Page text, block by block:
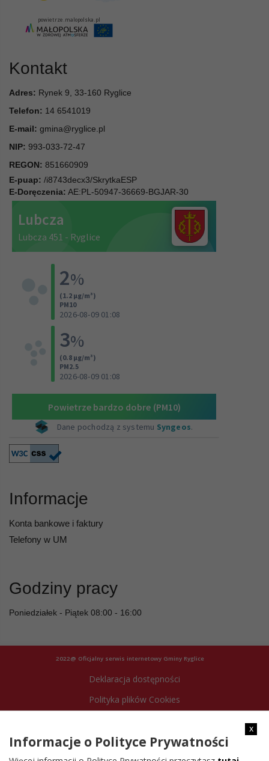
Kontakt
Adres: Rynek 9, 33-160 Ryglice
Telefon: 14 6541019
E-mail: gmina@ryglice.pl
NIP: 993-033-72-47
REGON: 851660909
E-puap: /i8743decx3/SkrytkaESP
E-Doręczenia: AE:PL-50947-36669-BGJAR-30
Informacje
Konta bankowe i faktury
Telefony w UM
Godziny pracy
Poniedziałek - Piątek 08:00 - 16:00
2022@ Oficjalny serwis internetowy Gminy Ryglice
Deklaracja dostępności
Polityka plików Cookies
x
Informacje o Polityce Prywatności